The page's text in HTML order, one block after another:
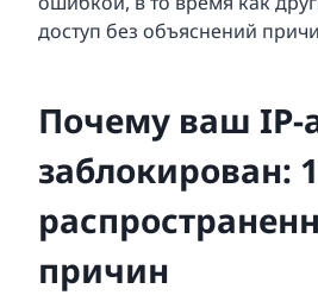
доступ без объяснений
Почему ваш IP-
заблокирован:
причин